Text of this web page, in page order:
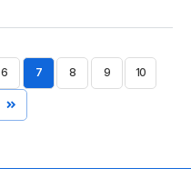
6 7 8 9 10